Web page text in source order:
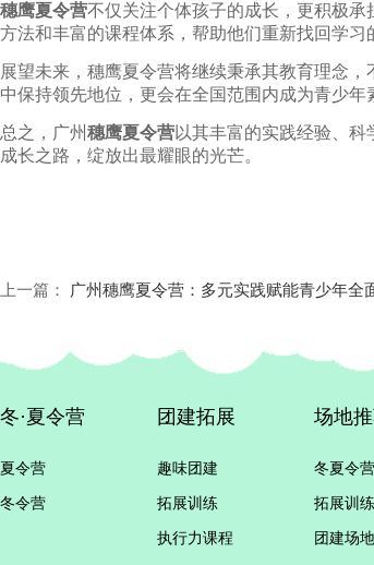
穗鹰夏令营不仅关注个体孩子的成长，更积极
方法和丰富的课程体系，帮助他们重新找回学
展望未来，穗鹰夏令营将继续秉承其教育理念
中保持领先地位，更会在全国范围内成为青少年
总之，广州穗鹰夏令营以其丰富的实践经验、
成长之路，绽放出最耀眼的光芒。
上一篇： 广州穗鹰夏令营：多元实践赋能青少年全
冬·夏令营
夏令营
冬令营
团建拓展
趣味团建
拓展训练
执行力课程
场地
冬夏令
拓展训
团建场地